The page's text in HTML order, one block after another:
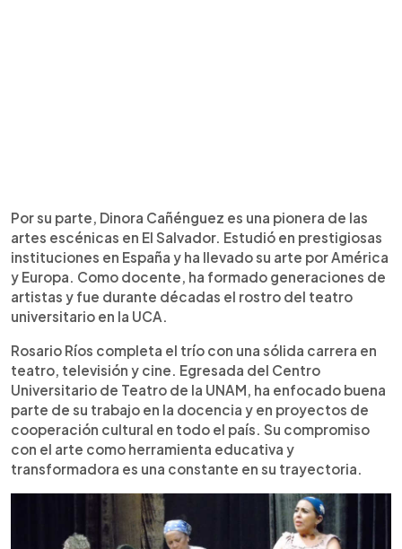
Por su parte, Dinora Cañénguez es una pionera de las
artes escénicas en El Salvador. Estudió en prestigiosas
instituciones en España y ha llevado su arte por América
y Europa. Como docente, ha formado generaciones de
artistas y fue durante décadas el rostro del teatro
universitario en la UCA.
Rosario Ríos completa el trío con una sólida carrera en
teatro, televisión y cine. Egresada del Centro
Universitario de Teatro de la UNAM, ha enfocado buena
parte de su trabajo en la docencia y en proyectos de
cooperación cultural en todo el país. Su compromiso
con el arte como herramienta educativa y
transformadora es una constante en su trayectoria.